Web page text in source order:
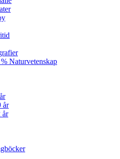
Naturvetenskap
år
år